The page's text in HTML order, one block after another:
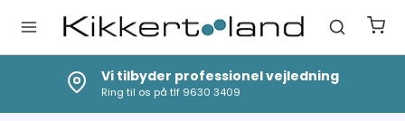
tilbyder professionel vejledning
til os på tlf 9630 3409